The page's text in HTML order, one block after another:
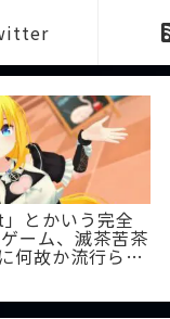
」とかいう完全
ーム、滅茶苦茶
何故か流行らな